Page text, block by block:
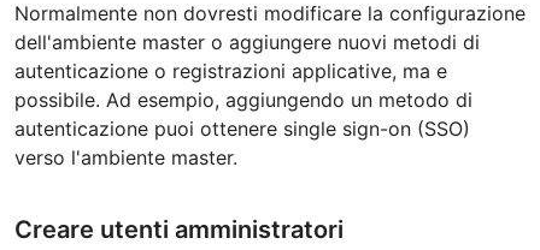
Normalmente non dovresti modificare la configurazione
dell'ambiente master o aggiungere nuovi metodi di
autenticazione o registrazioni applicative, ma e
possibile. Ad esempio, aggiungendo un metodo di
autenticazione puoi ottenere single sign-on (SSO)
verso l'ambiente master.
Creare utenti amministratori